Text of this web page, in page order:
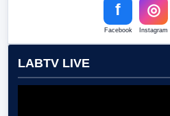
f
Facebook
◎
Instagram
LABTV LIVE